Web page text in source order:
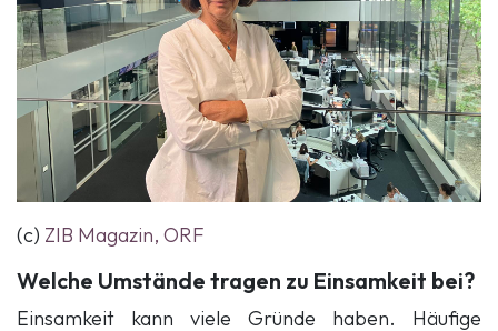
(c) ZIB Magazin, ORF
Welche Umstände tragen zu Einsamkeit bei?
Einsamkeit kann viele Gründe haben. Häufige